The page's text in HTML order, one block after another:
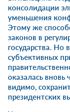
консолидации
уменьшения
Этому же
законов в
государства. Но
субъективных
оказалась вновь
видимо,
президентских